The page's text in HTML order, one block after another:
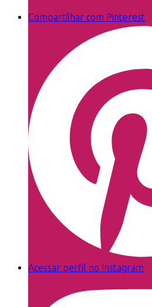
Compartilhar com Pinterest
Acessar perfil no Instagram